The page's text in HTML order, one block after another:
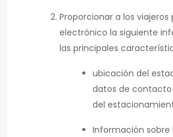
Proporcionar a los viajeros
electrónico la siguiente
las principales
ubicación del
datos de
del
Información sobre